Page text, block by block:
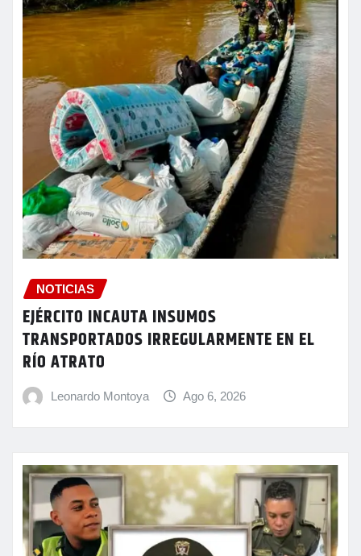
NOTICIAS
EJÉRCITO INCAUTA INSUMOS
TRANSPORTADOS IRREGULARMENTE EN EL
RÍO ATRATO
Leonardo Montoya Ago 6, 2026